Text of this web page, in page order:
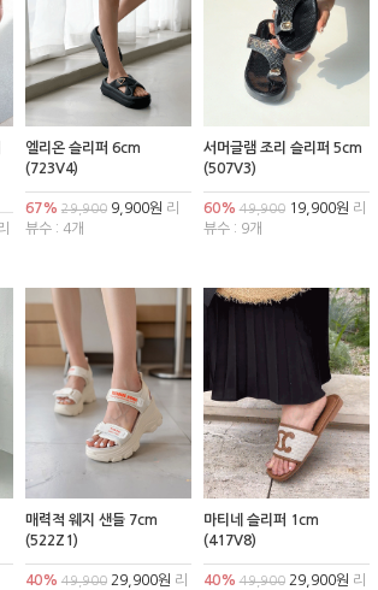
엘리온 슬리퍼 6cm
(723V4)
67% 29,9009,900원 리
뷰수 : 4개
서머글램 조리 슬리퍼 5cm
(507V3)
60% 49,90019,900원 리
뷰수 : 9개
매력적 웨지 샌들 7cm
(522Z1)
40% 49,90029,900원 리
마티네 슬리퍼 1cm
(417V8)
40% 49,90029,900원 리